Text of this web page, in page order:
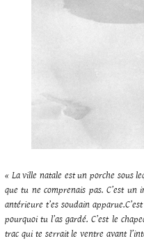
« La ville natale est un porche sous
que tu ne comprenais pas. C’est
antérieure t’es soudain
pourquoi tu l’as gardé. C’est le
trac qui te serrait le ventre avant